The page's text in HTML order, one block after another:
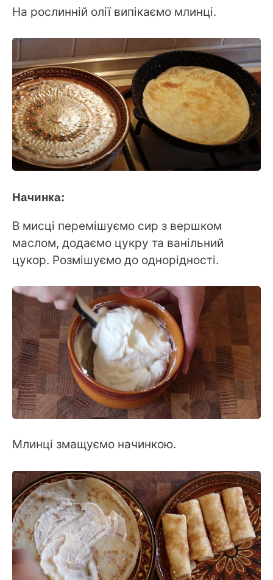
На рослинній олії випікаємо млинці.
Начинка:
В мисці перемішуємо сир з вершком
маслом, додаємо цукру та ванільний
цукор. Розмішуємо до однорідності.
Млинці змащуємо начинкою.